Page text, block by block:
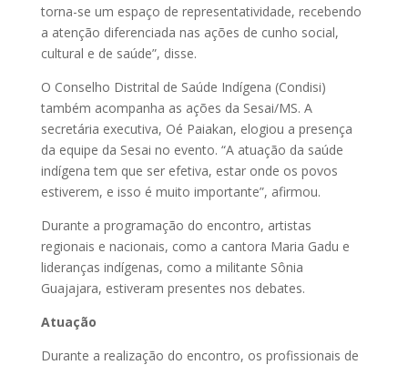
torna-se um espaço de representatividade, recebendo
a atenção diferenciada nas ações de cunho social,
cultural e de saúde”, disse.
O Conselho Distrital de Saúde Indígena (Condisi)
também acompanha as ações da Sesai/MS. A
secretária executiva, Oé Paiakan, elogiou a presença
da equipe da Sesai no evento. “A atuação da saúde
indígena tem que ser efetiva, estar onde os povos
estiverem, e isso é muito importante”, afirmou.
Durante a programação do encontro, artistas
regionais e nacionais, como a cantora Maria Gadu e
lideranças indígenas, como a militante Sônia
Guajajara, estiveram presentes nos debates.
Atuação
Durante a realização do encontro, os profissionais de